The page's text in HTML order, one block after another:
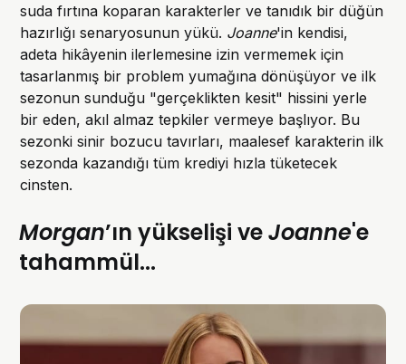
suda fırtına koparan karakterler ve tanıdık bir düğün
hazırlığı senaryosunun yükü. Joanne'in kendisi,
adeta hikâyenin ilerlemesine izin vermemek için
tasarlanmış bir problem yumağına dönüşüyor ve ilk
sezonun sunduğu "gerçeklikten kesit" hissini yerle
bir eden, akıl almaz tepkiler vermeye başlıyor. Bu
sezonki sinir bozucu tavırları, maalesef karakterin ilk
sezonda kazandığı tüm krediyi hızla tüketecek
cinsten.
Morgan’ın yükselişi veJoanne'e
tahammül...